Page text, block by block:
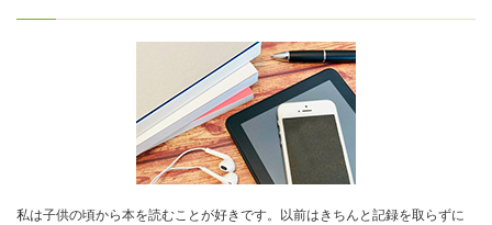
私は子供の頃から本を読むことが好きです。以前はきちんと記録を取らずに